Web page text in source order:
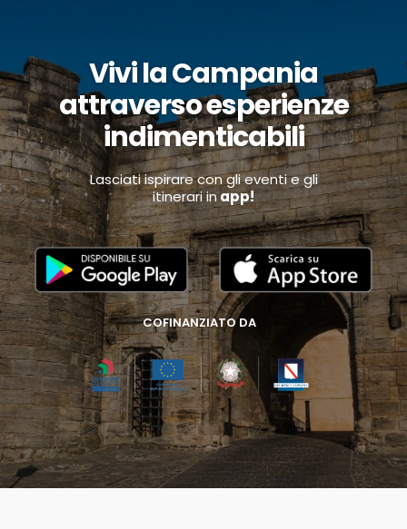
Vivi la Campania
attraverso esperienze
indimenticabili
Lasciati ispirare con gli eventi e gli
itinerari inapp!
COFINANZIATO DA